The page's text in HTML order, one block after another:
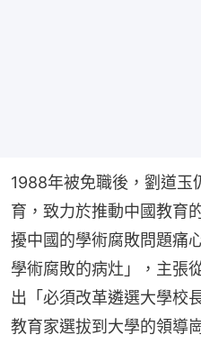
1988年被免職後，劉道玉
育，致力於推動中國教育
擾中國的學術腐敗問題痛
學術腐敗的病灶」，主張
出「必須改革遴選大學校
教育家選拔到大學的領導